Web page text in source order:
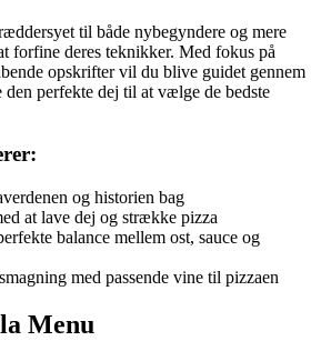
til både nybegyndere og mere
forfine deres teknikker. Med fokus på
opskrifter vil du blive guidet gennem
den perfekte dej til at vælge de bedste
og historien bag
at lave dej og strække pizza
balance mellem ost, sauce og
med passende vine til pizzaen
Menu